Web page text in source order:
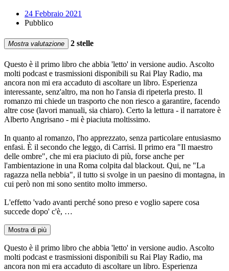
24 Febbraio 2021
Pubblico
Mostra valutazione 2 stelle
Questo è il primo libro che abbia 'letto' in versione audio. Ascolto
molti podcast e trasmissioni disponibili su Rai Play Radio, ma
ancora non mi era accaduto di ascoltare un libro. Esperienza
interessante, senz'altro, ma non ho l'ansia di ripeterla presto. Il
romanzo mi chiede un trasporto che non riesco a garantire, facendo
altre cose (lavori manuali, sia chiaro). Certo la lettura - il narratore è
Alberto Angrisano - mi è piaciuta moltissimo.
In quanto al romanzo, l'ho apprezzato, senza particolare entusiasmo
enfasi. È il secondo che leggo, di Carrisi. Il primo era "Il maestro
delle ombre", che mi era piaciuto di più, forse anche per
l'ambientazione in una Roma colpita dal blackout. Qui, ne "La
ragazza nella nebbia", il tutto si svolge in un paesino di montagna, in
cui però non mi sono sentito molto immerso.
L'effetto 'vado avanti perché sono preso e voglio sapere cosa
succede dopo' c'è, …
Mostra di più
Questo è il primo libro che abbia 'letto' in versione audio. Ascolto
molti podcast e trasmissioni disponibili su Rai Play Radio, ma
ancora non mi era accaduto di ascoltare un libro. Esperienza